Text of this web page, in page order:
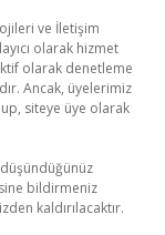
ve İletişim
olarak hizmet
olarak denetleme
Ancak, üyelerimiz
siteye üye olarak
bildirmeniz
kaldırılacaktır.